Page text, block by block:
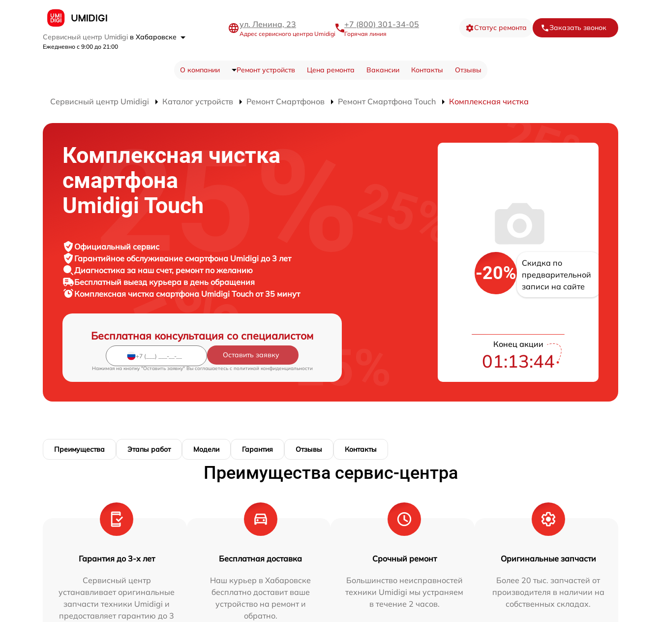
Сервисный центр Umidigi в Хабаровске
Ежедневно с 9:00 до 21:00
ул. Ленина, 23
Адрес сервисного центра Umidigi
+7 (800) 301-34-05
Горячая линия
Статус ремонта Заказать звонок
О компании Ремонт устройств Цена ремонта Вакансии Контакты Отзывы
Сервисный центр Umidigi Каталог устройств Ремонт Смартфонов Ремонт Смартфона Touch Комплексная чистка
Комплексная чистка
смартфона
Umidigi Touch
Официальный сервис
Гарантийное обслуживание смартфона Umidigi до 3 лет
Диагностика за наш счет, ремонт по желанию
Бесплатный выезд курьера в день обращения
Комплексная чистка смартфона Umidigi Touch от 35 минут
Бесплатная консультация со специалистом
Оставить заявку
Нажимая на кнопку "Оставить заявку" Вы соглашаетесь c политикой конфиденциальности
-20%
Скидка по
предварительной
записи на сайте
Конец акции
01:13:43
Преимущества Этапы работ Модели Гарантия Отзывы Контакты
Преимущества сервис-центра
Гарантия до 3-х лет
Сервисный центр
устанавливает оригинальные
запчасти техники Umidigi и
предоставляет гарантию до 3
Бесплатная доставка
Наш курьер в Хабаровске
бесплатно доставит ваше
устройство на ремонт и
обратно.
Срочный ремонт
Большинство неисправностей
техники Umidigi мы устраняем
в течение 2 часов.
Оригинальные запчасти
Более 20 тыс. запчастей от
производителя в наличии на
собственных складах.